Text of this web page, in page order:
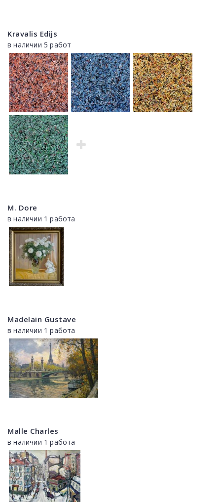
Kravalis Edijs
в наличии 5 работ
M. Dore
в наличии 1 работа
Madelain Gustave
в наличии 1 работа
Malle Charles
в наличии 1 работа